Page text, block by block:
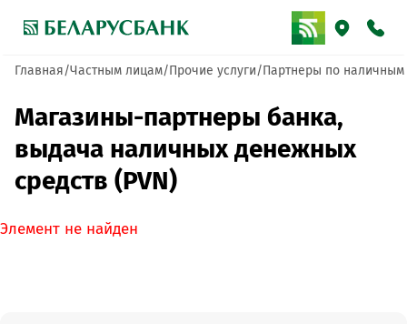
Главная Частным лицам Прочие услуги Партнеры по наличным
Магазины-партнеры банка,
выдача наличных денежных
средств (PVN)
Элемент не найден